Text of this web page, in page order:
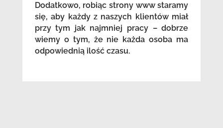
Dodatkowo, robiąc strony www staramy
się, aby każdy z naszych klientów miał
przy tym jak najmniej pracy – dobrze
wiemy o tym, że nie każda osoba ma
odpowiednią ilość czasu.